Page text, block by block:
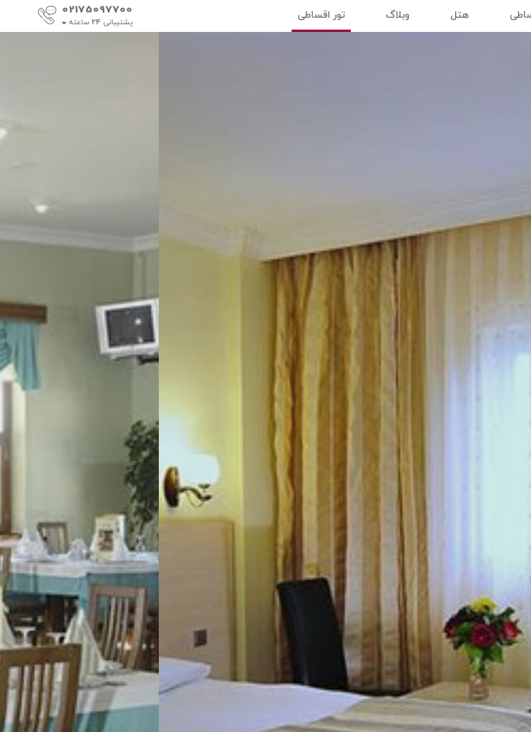
هتل وبلاگ تور اقساطی 02175097700
پشتیبانی 24 ساعته